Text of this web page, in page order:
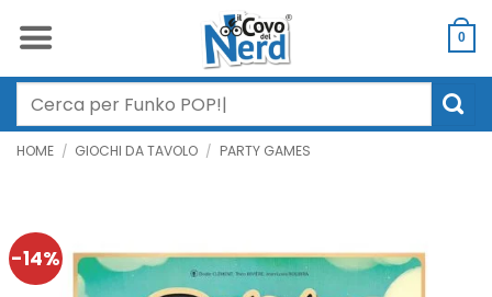
0
Cerca:
HOME / GIOCHI DA TAVOLO / PARTY GAMES
-14%